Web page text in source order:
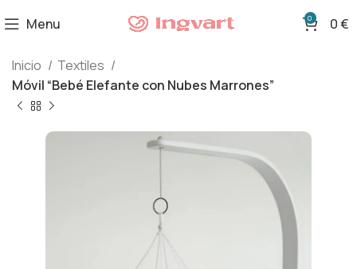
Menu 0 0€
Inicio
Textiles
Móvil “Bebé Elefante con Nubes Marrones”